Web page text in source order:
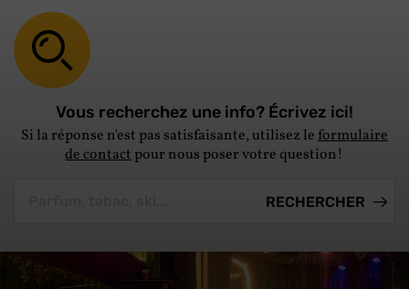
Vous recherchez une info? Écrivez ici!
Si la réponse n'est pas satisfaisante, utilisez leformulaire
de contactpour nous poser votre question!